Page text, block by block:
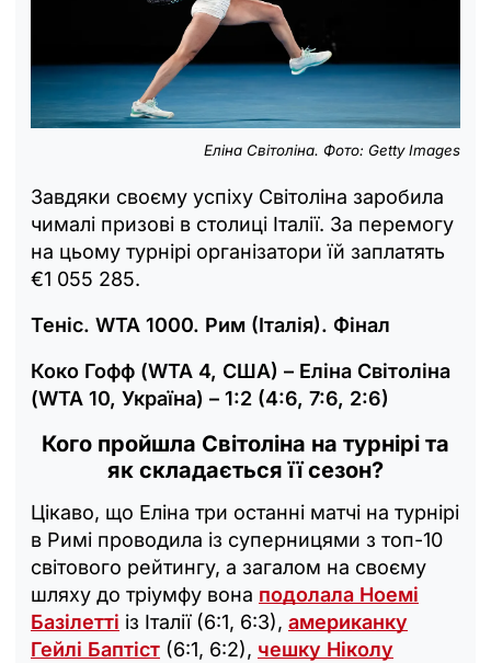
Еліна Світоліна. Фото: Getty Images
Завдяки своєму успіху Світоліна заробила
чималі призові в столиці Італії. За перемогу
на цьому турнірі організатори їй заплатять
€1 055 285.
Теніс. WTA 1000. Рим (Італія). Фінал
Коко Гофф (WTA 4, США) – Еліна Світоліна
(WTA 10, Україна) – 1:2 (4:6, 7:6, 2:6)
Кого пройшла Світоліна на турнірі та
як складається її сезон?
Цікаво, що Еліна три останні матчі на турнірі
в Римі проводила із суперницями з топ-10
світового рейтингу, а загалом на своєму
шляху до тріумфу вона подолала Ноемі
Базілетті із Італії (6:1, 6:3), американку
Гейлі Баптіст (6:1, 6:2), чешку Ніколу